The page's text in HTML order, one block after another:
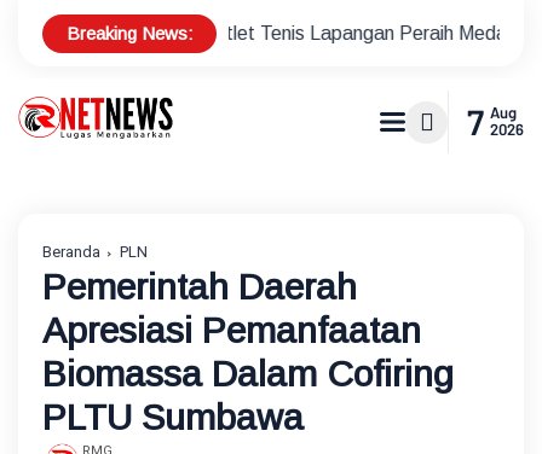
Breaking News:
Atlet Tenis Lapangan Peraih Medali di Ajang Porprov
7 Aug
2026
Beranda PLN
Pemerintah Daerah
Apresiasi Pemanfaatan
Biomassa Dalam Cofiring
PLTU Sumbawa